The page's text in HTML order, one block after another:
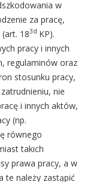
w
za pracę,
183d KP).
pracy i innych
regulaminów oraz
stosunku pracy,
nie
i innych aktów,
(np.
równego
takich
prawa pracy, a w
te należy zastąpić